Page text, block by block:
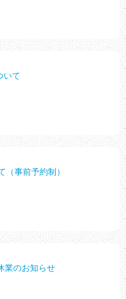
いて
事前予約制）
業のお知らせ